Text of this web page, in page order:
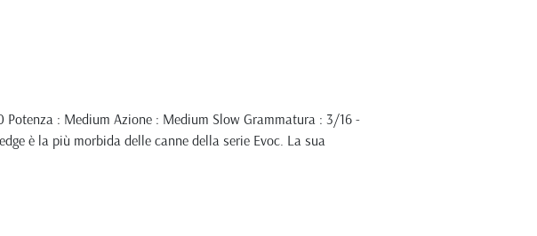
Potenza : Medium Azione : Medium Slow Grammatura : 3/16 -
è la più morbida delle canne della serie Evoc. La sua